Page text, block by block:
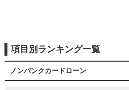
項目別ランキング一覧
ノンバンクカードローン